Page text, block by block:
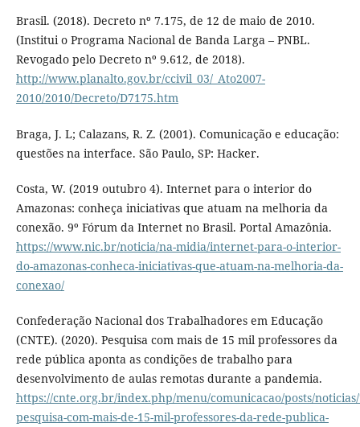
Brasil. (2018). Decreto nº 7.175, de 12 de maio de 2010.
(Institui o Programa Nacional de Banda Larga – PNBL.
Revogado pelo Decreto nº 9.612, de 2018).
http://www.planalto.gov.br/ccivil_03/_Ato2007-
2010/2010/Decreto/D7175.htm
Braga, J. L; Calazans, R. Z. (2001). Comunicação e educação:
questões na interface. São Paulo, SP: Hacker.
Costa, W. (2019 outubro 4). Internet para o interior do
Amazonas: conheça iniciativas que atuam na melhoria da
conexão. 9º Fórum da Internet no Brasil. Portal Amazônia.
https://www.nic.br/noticia/na-midia/internet-para-o-interior-
do-amazonas-conheca-iniciativas-que-atuam-na-melhoria-da-
conexao/
Confederação Nacional dos Trabalhadores em Educação
(CNTE). (2020). Pesquisa com mais de 15 mil professores da
rede pública aponta as condições de trabalho para
desenvolvimento de aulas remotas durante a pandemia.
https://cnte.org.br/index.php/menu/comunicacao/posts/noticias/
pesquisa-com-mais-de-15-mil-professores-da-rede-publica-